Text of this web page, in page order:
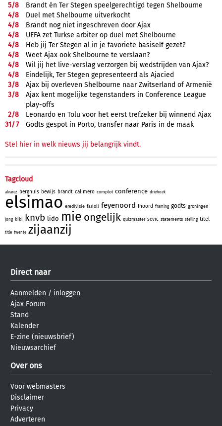
5/8
Brandt én Ter Stegen speelgerechtigd tegen Shelbourne
4/8
Duel met Shelbourne uitverkocht
4/8
Brandt nog niet ingeschreven door Ajax
4/8
UEFA zet Turkse arbiter op duel met Shelbourne
4/8
Heb jij Ter Stegen al in je favoriete basiself gezet?
4/8
Weet Ajax ook Shelbourne te verslaan?
4/8
Wil jij het live-verslag verzorgen bij wedstrijden van Ajax?
4/8
Eindelijk, Ter Stegen gepresenteerd als Ajacied
3/8
Ajax bij overleven Shelbourne naar Zwitserland of Armenië
3/8
Ajax kent mogelijke tegenstanders in Conference League
play-offs
2/8
Leonardo en Tolu voor het eerst trefzeker bij winnend Ajax
31/7 Godts gespot in Porto, transfer naar Paris in de maak
Stel hier in welk nieuws jij belangrijk vindt.
Tagcloud
alvarez berghuis bewijs brandt calimero complot conference driehoek
elsimao eredivisie farioli feyenoord fnoord framing godts groningen
jong kiki knvb lido mie ongelijk quizmaster sevic statements stelling titel
title twente zijaanzij
Direct naar
Aanmelden / inloggen
Ajax Forum
Stand
Kalender
E-zine (nieuwsbrief)
Nieuwsarchief
Over ons
Voor webmasters
Disclaimer
Privacy
Adverteren